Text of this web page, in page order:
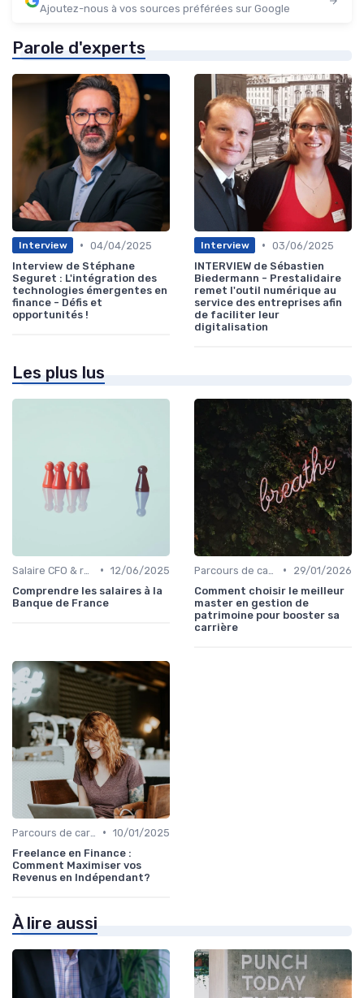
Ajoutez-nous à vos sources préférées sur Google
Parole d'experts
Interview • 04/04/2025
Interview de Stéphane
Seguret : L'intégration des
technologies émergentes en
finance - Défis et
opportunités !
Interview • 03/06/2025
INTERVIEW de Sébastien
Biedermann - Prestalidaire
remet l'outil numérique au
service des entreprises afin
de faciliter leur
digitalisation
Les plus lus
• 12/06/2025
Comprendre les salaires à la
Banque de France
•
29/01/2026
Comment choisir le meilleur
master en gestion de
patrimoine pour booster sa
carrière
• 10/01/2025
Freelance en Finance :
Comment Maximiser vos
Revenus en Indépendant?
À lire aussi